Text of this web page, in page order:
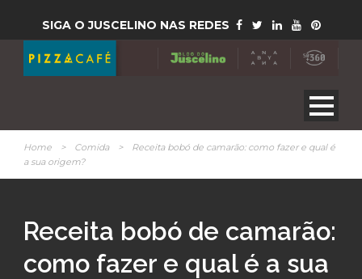
SIGA O JUSCELINO NAS REDES
Home > Comida >
Receita bobó de camarão: como fazer e qual é
a sua origem?
Receita bobó de camarão:
como fazer e qual é a sua